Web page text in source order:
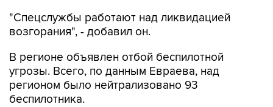
"Спецслужбы работают над ликвидацией
возгорания", - добавил он.
В регионе объявлен отбой беспилотной
угрозы. Всего, по данным Евраева, над
регионом было нейтрализовано 93
беспилотника.